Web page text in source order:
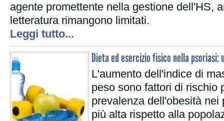
agente promettente nella gestione dell'HS,
letteratura rimangono limitati.
Leggi tutto...
Dieta ed esercizio fisico nella psoriasi:
L'aumento dell'indice di
peso sono fattori di rischio
prevalenza dell'obesità
più alta rispetto alla